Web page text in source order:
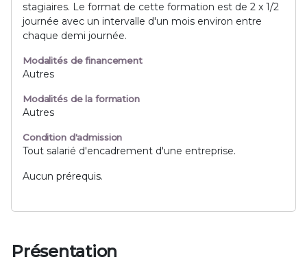
Présentation
stagiaires. Le format de cette formation est de 2 x 1/2
journée avec un intervalle d'un mois environ entre
chaque demi journée.
Modalités de financement
Autres
Modalités de la formation
Autres
Condition d'admission
Tout salarié d'encadrement d'une entreprise.
Aucun prérequis.